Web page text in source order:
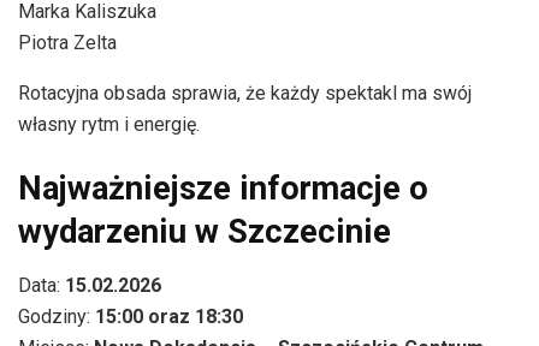
Marka Kaliszuka
Piotra Zelta
Rotacyjna obsada sprawia, że każdy spektakl ma swój
własny rytm i energię.
Najważniejsze informacje o
wydarzeniu w Szczecinie
Data: 15.02.2026
Godziny: 15:00 oraz 18:30